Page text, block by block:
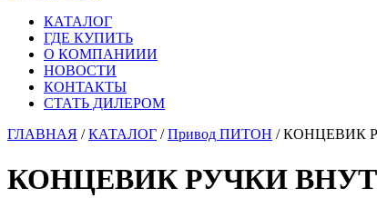
КАТАЛОГ
ГДЕ КУПИТЬ
О КОМПАНИИИ
НОВОСТИ
КОНТАКТЫ
СТАТЬ ДИЛЕРОМ
ГЛАВНАЯ /КАТАЛОГ /Привод ПИТОН /КОНЦЕВИК
КОНЦЕВИК РУЧКИ